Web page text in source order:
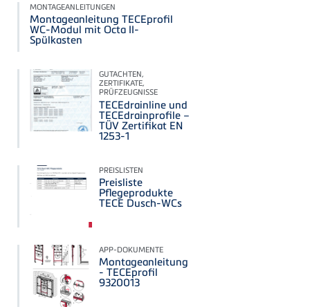
MONTAGEANLEITUNGEN
Montageanleitung TECEprofil
WC-Modul mit Octa II-
Spülkasten
GUTACHTEN,
ZERTIFIKATE,
PRÜFZEUGNISSE
TECEdrainline und
TECEdrainprofile –
TÜV Zertifikat EN
1253-1
PREISLISTEN
Preisliste
Pflegeprodukte
TECE Dusch-WCs
APP-DOKUMENTE
Montageanleitung
- TECEprofil
9320013